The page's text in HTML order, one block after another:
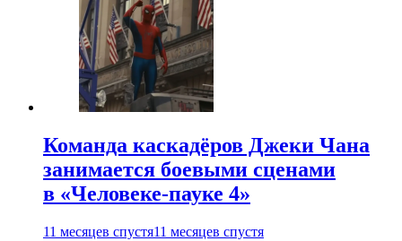
Команда каскадёров Джеки Чана
занимается боевыми сценами
в «Человеке-пауке 4»
11 месяцев спустя11 месяцев спустя